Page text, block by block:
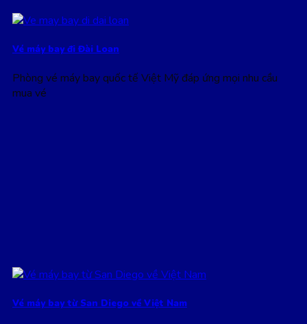
Vé máy bay đi Đài Loan
Phòng vé máy bay quốc tế Việt Mỹ đáp ứng mọi nhu cầu
mua vé
Vé máy bay từ San Diego về Việt Nam